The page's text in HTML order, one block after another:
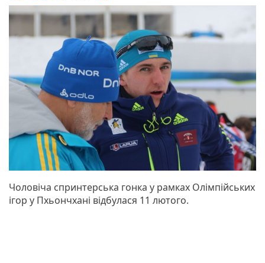
Чоловіча спринтерська гонка у рамках Олімпійських
ігор у Пхьончхані відбулася 11 лютого.